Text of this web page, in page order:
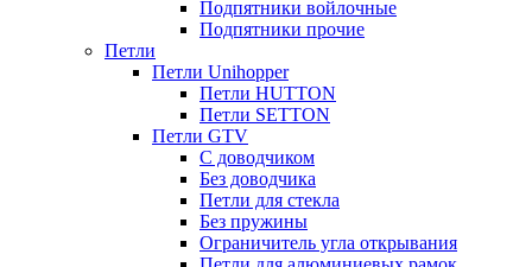
Подпятники войлочные
Подпятники прочие
Петли
Петли Unihopper
Петли HUTTON
Петли SETTON
Петли GTV
С доводчиком
Без доводчика
Петли для стекла
Без пружины
Ограничитель угла открывания